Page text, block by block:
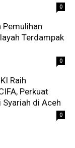
0
Pemulihan
Terdampak
0
Raih
Perkuat
di Aceh
0